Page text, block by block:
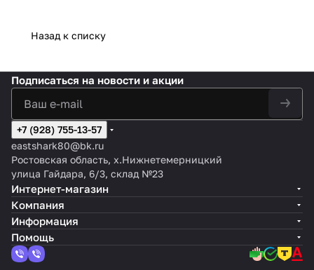
Назад к списку
Подписаться на новости и акции
+7 (928) 755-13-57
eastshark80@bk.ru
Ростовская область, х.Нижнетемерницкий
улица Гайдара, 6/3, склад №23
Интернет-магазин
Компания
Информация
Помощь